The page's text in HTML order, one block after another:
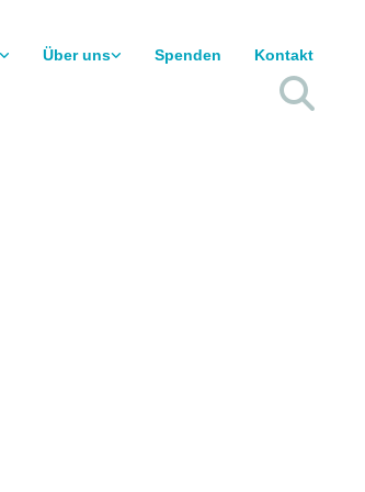
Über uns Spenden Kontakt